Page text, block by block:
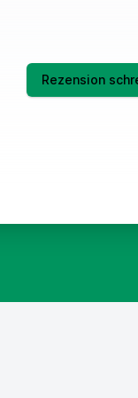
Rezension